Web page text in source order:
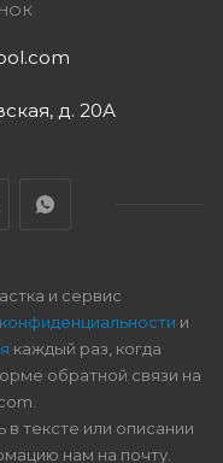
д. 20А
и сервис
и
каждый раз, когда
обратной связи на
тексте или описании
нам на почту.